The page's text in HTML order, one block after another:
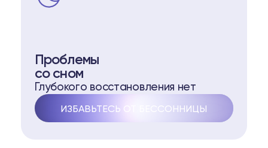
Проблемы
со сном
Глубокого восстановления нет
ИЗБАВЬТЕСЬ ОТ БЕССОННИЦЫ